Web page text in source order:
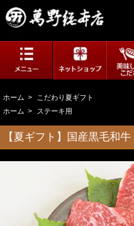
ホーム >
こだわり夏ギフト
ホーム > ステーキ用
【夏ギフト】国産黒毛和